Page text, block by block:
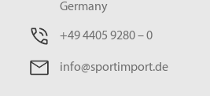
Germany
+49 4405 9280 – 0
info@sportimport.de